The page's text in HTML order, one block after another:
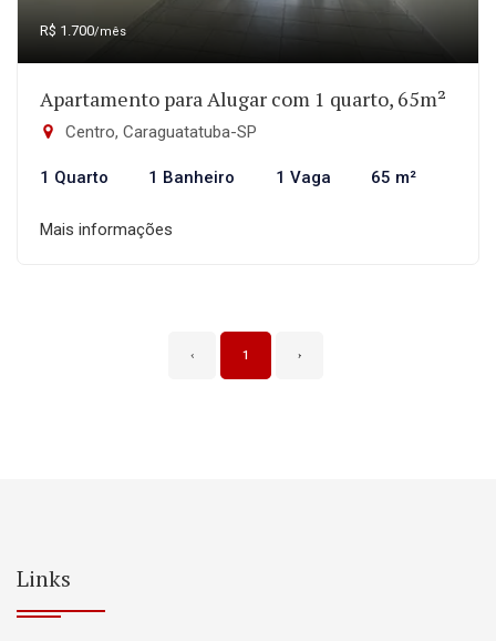
R$ 1.700/mês
Apartamento para Alugar com 1 quarto, 65m²
Centro, Caraguatatuba-SP
1 Quarto 1 Banheiro 1 Vaga 65 m²
Mais informações
‹ 1 ›
Links